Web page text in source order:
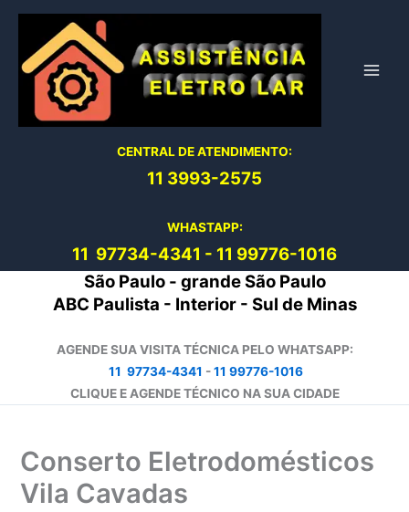
conteúdo
CENTRAL DE ATENDIMENTO:
11 3993-2575
WHASTAPP:
11 97734-4341 - 11 99776-1016
São Paulo - grande São Paulo
ABC Paulista - Interior - Sul de Minas
AGENDE SUA VISITA TÉCNICA PELO WHATSAPP:
11 97734-4341 -11 99776-1016
CLIQUE E AGENDE TÉCNICO NA SUA CIDADE
Conserto Eletrodomésticos
Vila Cavadas